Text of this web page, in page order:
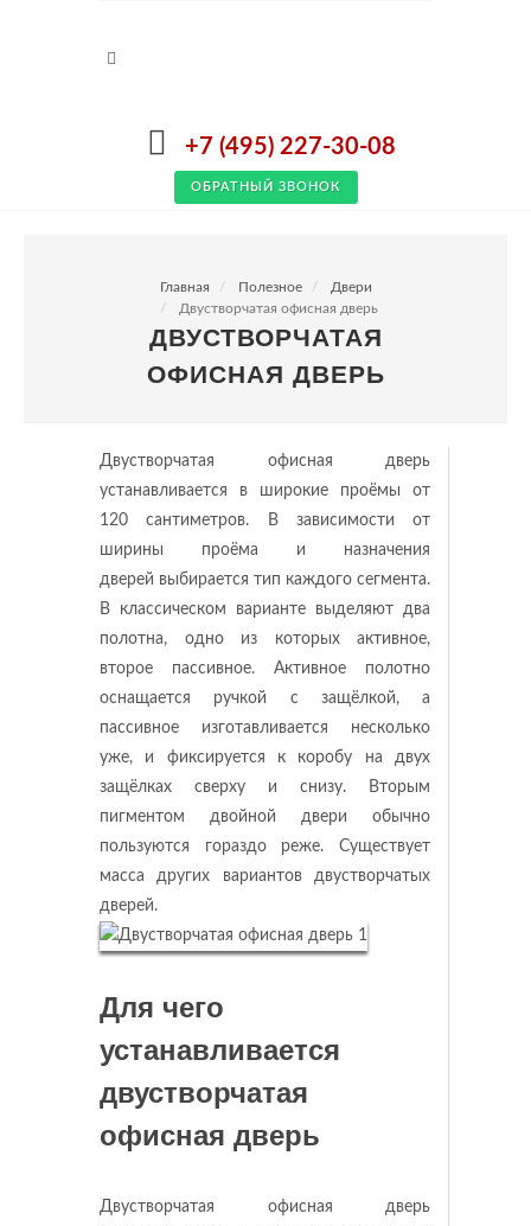
+7 (495) 227-30-08
ОБРАТНЫЙ ЗВОНОК
Главная Полезное
Двери
Двустворчатая офисная дверь
ДВУСТВОРЧАТАЯ
ОФИСНАЯ ДВЕРЬ
Двустворчатая офисная дверь
устанавливается в широкие проёмы от
120 сантиметров. В зависимости от
ширины проёма и назначения
дверей выбирается тип каждого сегмента.
В классическом варианте выделяют два
полотна, одно из которых активное,
второе пассивное. Активное полотно
оснащается ручкой с защёлкой, а
пассивное изготавливается несколько
уже, и фиксируется к коробу на двух
защёлках сверху и снизу. Вторым
пигментом двойной двери обычно
пользуются гораздо реже. Существует
масса других вариантов двустворчатых
дверей.
Для чего
устанавливается
двустворчатая
офисная дверь
Двустворчатая офисная дверь